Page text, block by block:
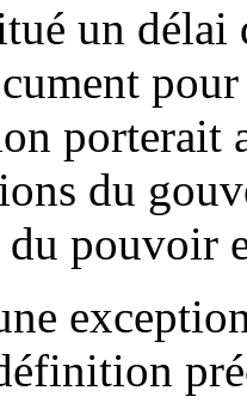
un délai
porterait
du
du pouvoir